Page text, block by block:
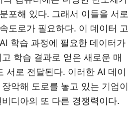
포해 있다. 그래서 이들을 서로
도로가 필요하다. 이 데이터 고
학습 과정에 필요한 데이터가
학습 결과로 얻은 새로운 매
서로 전달된다. 이러한 AI 데이
악해 도로를 놓고 있는 기업이
디아의 또 다른 경쟁력이다.